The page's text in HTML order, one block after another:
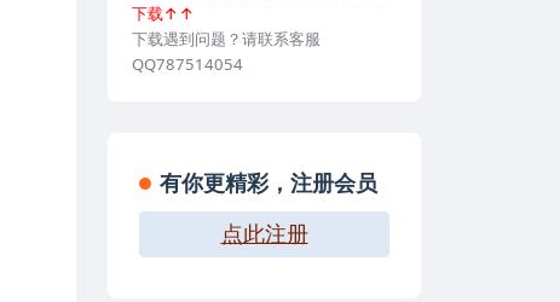
下载↑↑
下载遇到问题？请联系客服
QQ787514054
有你更精彩，注册会员
点此注册